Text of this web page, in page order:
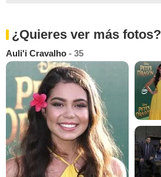
¿Quieres ver más fotos?
Auli'i Cravalho - 35